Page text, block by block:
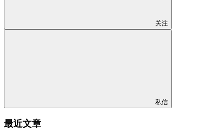
关注
私信
最近文章